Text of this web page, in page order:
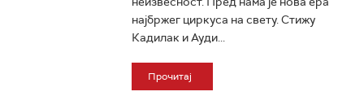
најбржег циркуса на свету. Стижу
Кадилак и Ауди...
Прочитај